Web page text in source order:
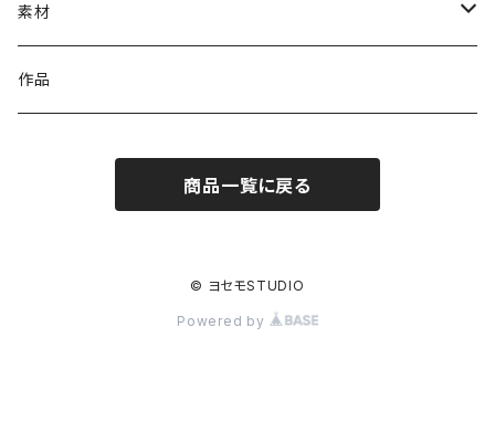
#4100番台ツメ
#4200番台ツメ
#4328番台ツメ
溶接工具（ろう付け・ハンダ付けなど）
石留工具
素材
イヤリング金具
作品
商品一覧に戻る
© ヨセモSTUDIO
Powered by